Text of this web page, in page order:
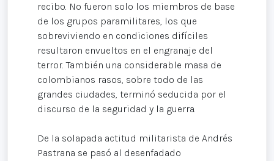
recibo. No fueron solo los miembros de base
de los grupos paramilitares, los que
sobreviviendo en condiciones difíciles
resultaron envueltos en el engranaje del
terror. También una considerable masa de
colombianos rasos, sobre todo de las
grandes ciudades, terminó seducida por el
discurso de la seguridad y la guerra.
De la solapada actitud militarista de Andrés
Pastrana se pasó al desenfadado